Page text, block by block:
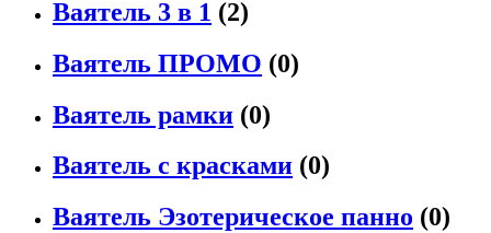
Ваятель 3 в 1 (2)
Ваятель ПРОМО (0)
Ваятель рамки (0)
Ваятель с красками (0)
Ваятель Эзотерическое панно (0)